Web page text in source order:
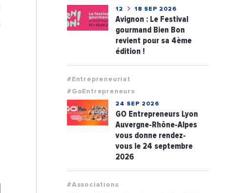
12 18 SEP 2026
Avignon : Le Festival
gourmand Bien Bon
revient pour sa 4ème
édition !
#Entrepreneuriat
#GoEntrepreneurs
24 SEP 2026
GO Entrepreneurs Lyon
Auvergne-Rhône-Alpes
vous donne rendez-
vous le 24 septembre
2026
#Associations